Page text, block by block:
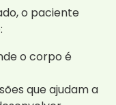
o paciente
o corpo é
que ajudam a